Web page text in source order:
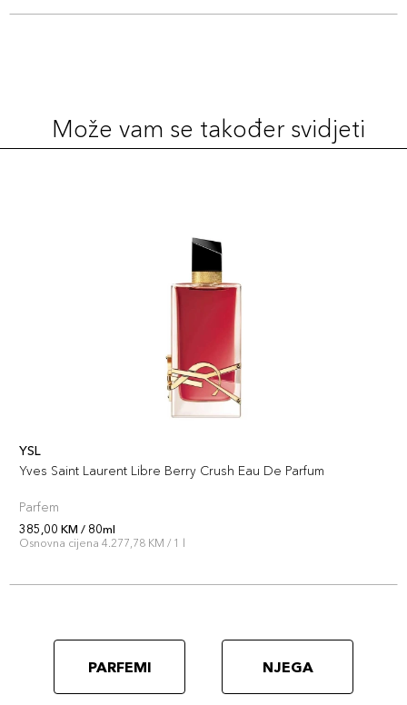
Može vam se također svidjeti
YSL
Yves Saint Laurent Libre Berry Crush Eau De Parfum
Parfem
385,00 KM / 80ml
Osnovna cijena 4.277,78 KM / 1 l
PARFEMI NJEGA